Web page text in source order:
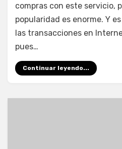
con
Paypal.me
compras con este servicio,
popularidad es enorme. Y
las transacciones en
pues…
Continuar leyendo...